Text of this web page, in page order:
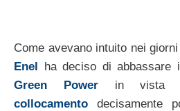
Come avevano intuito nei
Enel ha deciso di abbassare
Green Powerin vista
collocamento decisamente